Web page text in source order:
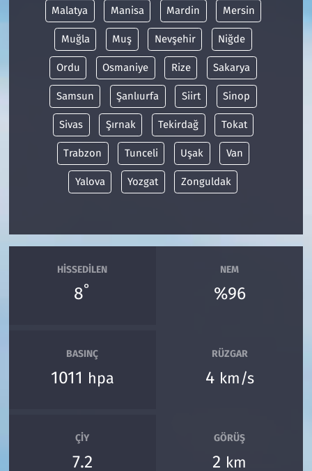
Malatya Manisa Mardin Mersin
Muğla Muş Nevşehir Niğde
Ordu Osmaniye Rize Sakarya
Samsun Şanlıurfa Siirt Sinop
Sivas Şırnak Tekirdağ Tokat
Trabzon Tunceli Uşak Van
Yalova Yozgat Zonguldak
HISSEDILEN
8°
NEM
%96
BASINÇ
1011 hpa
RÜZGAR
4 km/s
ÇIY
7.2
GÖRÜŞ
2 km